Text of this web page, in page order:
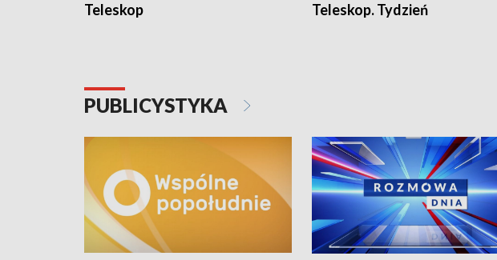
Teleskop Teleskop. Tydzień
PUBLICYSTYKA